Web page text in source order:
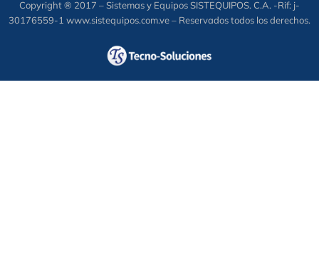
Copyright ® 2017 – Sistemas y Equipos SISTEQUIPOS. C.A. -Rif: j-
30176559-1 www.sistequipos.com.ve – Reservados todos los derechos.